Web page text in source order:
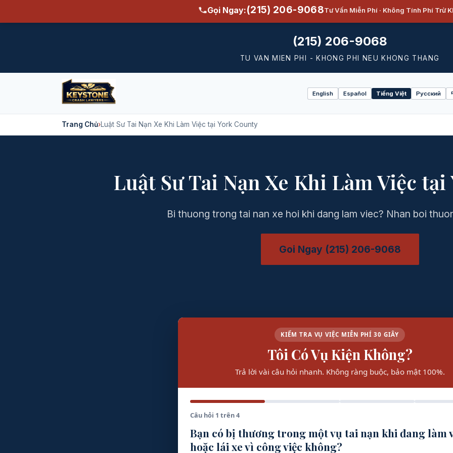
Gọi Ngay:(215) 206-9068Tư Vấn Miễn Phí · Không Tính Phí Trừ
(215) 206-9068
TU VAN MIEN PHI - KHONG PHI NEU KHONG THANG
Select
language
English Español Tiếng Việt Русский
Trang Chủ›Luật Sư Tai Nạn Xe Khi Làm Việc tại York County
Luật Sư Tai Nạn Xe Khi Làm Việc
Bi thuong trong tai nan xe hoi khi dang lam viec? Nhan boi
Goi Ngay (215) 206-9068
KIỂM TRA VỤ VIỆC MIỄN PHÍ 30 GIÂY
Tôi Có Vụ Kiện Không?
Trả lời vài câu hỏi nhanh. Không ràng buộc, bảo mật 100%.
Câu hỏi 1 trên 4
Bạn có bị thương trong một vụ tai nạn khi đang làm
hoặc lái xe vì công việc không?